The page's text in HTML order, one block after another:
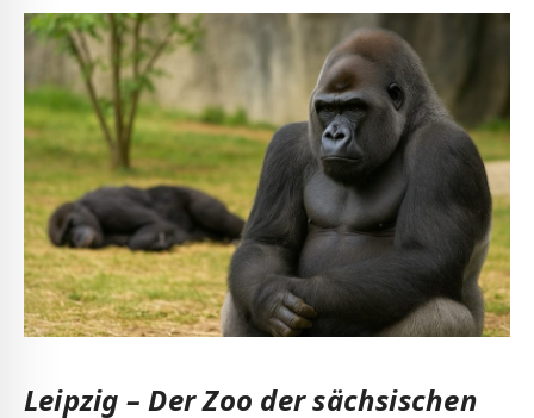
Leipzig – Der Zoo der sächsischen